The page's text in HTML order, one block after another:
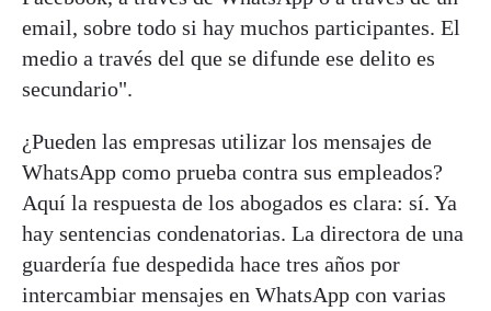
email, sobre todo si hay muchos participantes. El
medio a través del que se difunde ese delito es
secundario".
¿Pueden las empresas utilizar los mensajes de
WhatsApp como prueba contra sus empleados?
Aquí la respuesta de los abogados es clara: sí. Ya
hay sentencias condenatorias. La directora de una
guardería fue despedida hace tres años por
intercambiar mensajes en WhatsApp con varias